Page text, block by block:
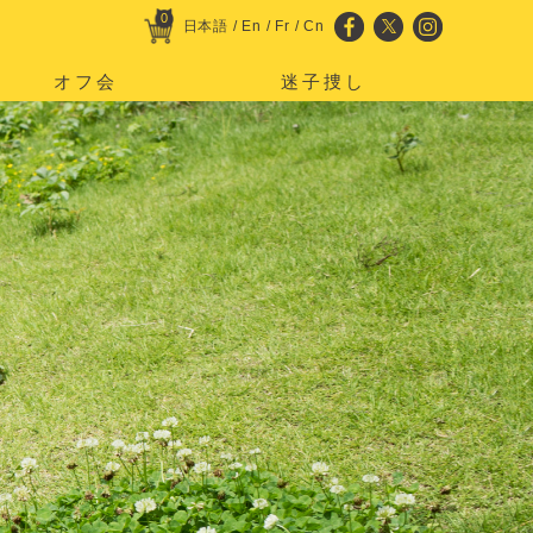
0 日本語 / En / Fr /Cn
オフ会 迷子捜し